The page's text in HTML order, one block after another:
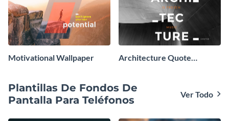
Motivational Wallpaper
Architecture Quote
Plantillas De Fondos De
Pantalla Para Teléfonos
Ver Todo